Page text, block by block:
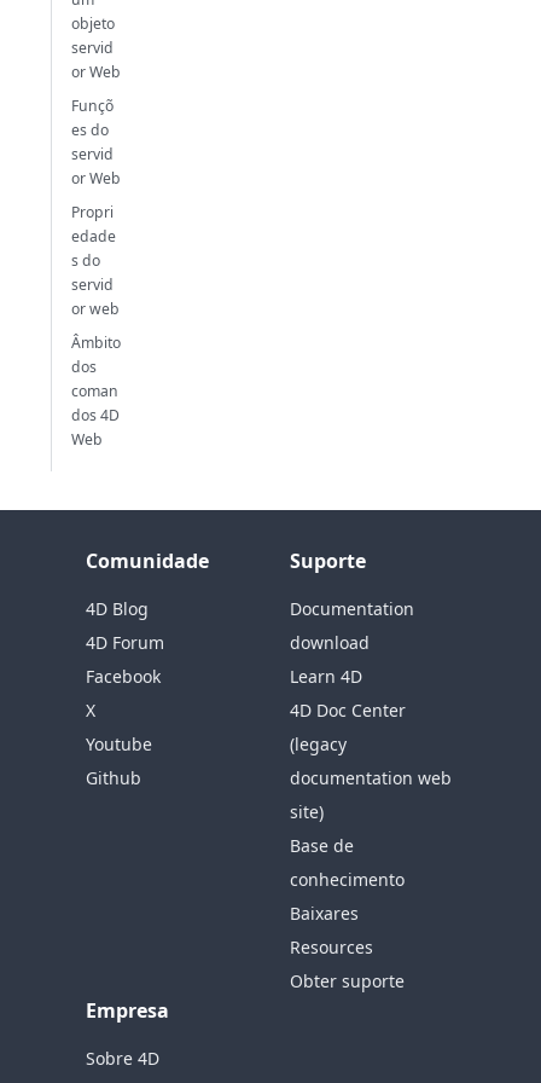
objeto
servid
or Web
Funçõ
es do
servid
or Web
Propri
edade
s do
servid
or web
Âmbito
dos
coman
dos 4D
Web
Comunidade
4D Blog
4D Forum
Facebook
X
Youtube
Github
Suporte
Documentation
download
Learn 4D
4D Doc Center
(legacy
documentation web
site)
Base de
conhecimento
Baixares
Resources
Obter suporte
Empresa
Sobre 4D